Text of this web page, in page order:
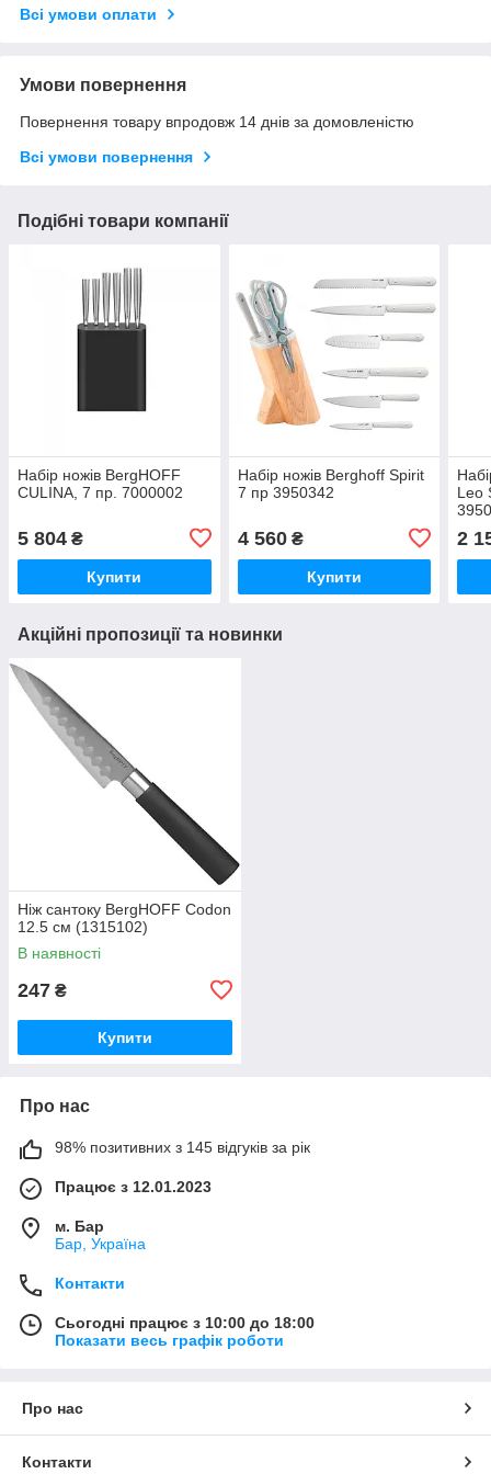
Всі умови оплати
Умови повернення
Повернення товару впродовж 14 днів за домовленістю
Всі умови повернення
Подібні товари компанії
Набір ножів BergHOFF
CULINA, 7 пр. 7000002
5 804 ₴
Купити
Набір ножів Berghoff Spirit
7 пр 3950342
4 560₴
Купити
Leo
2
Акційні пропозиції та новинки
Ніж сантоку BergHOFF Codon
12.5 см (1315102)
В наявності
247 ₴
Купити
Про нас
98% позитивних з 145 відгуків за рік
Працює з 12.01.2023
м. Бар
Бар, Україна
Контакти
Сьогодні працює з 10:00 до 18:00
Показати весь графік роботи
Про нас
Контакти